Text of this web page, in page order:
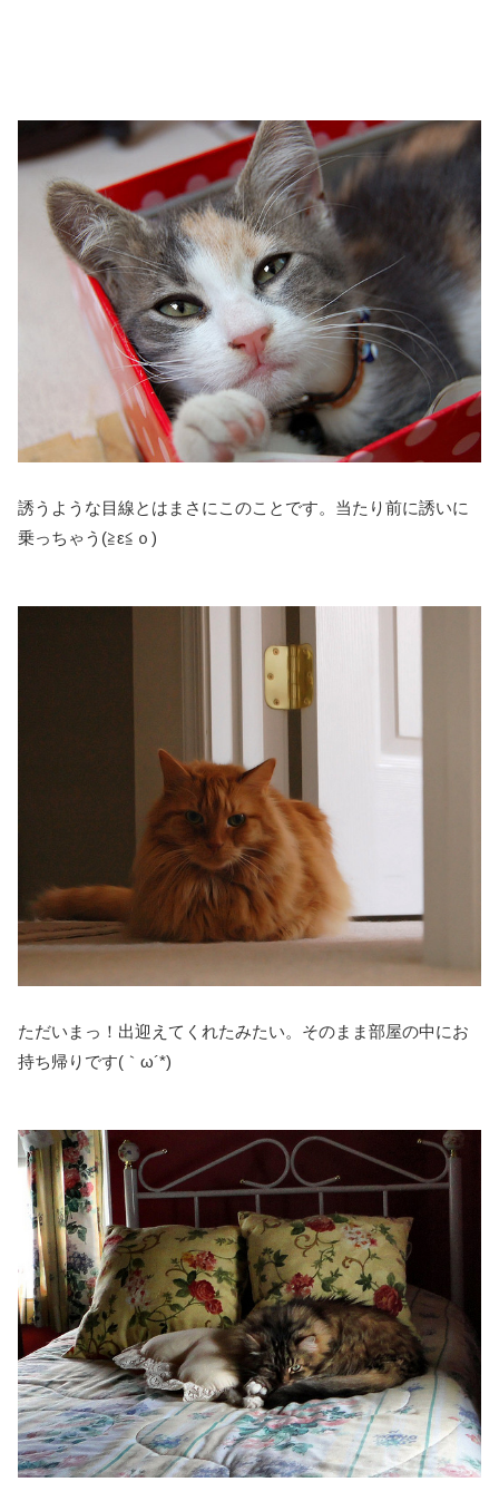
誘うような目線とはまさにこのことです。当たり前に誘いに
乗っちゃう(≧ε≦ｏ)
ただいまっ！出迎えてくれたみたい。そのまま部屋の中にお
持ち帰りです(｀ω´*)